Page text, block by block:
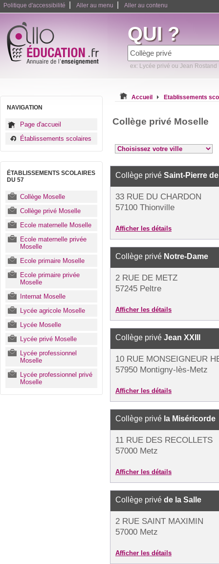
Politique d'accessibilité Aller au menu Aller au contenu
QUI ?
ex: Lycée privé ou Jean Rostand
NAVIGATION
Page d'accueil
Établissements scolaires
ÉTABLISSEMENTS SCOLAIRES
DU 57
Collège Moselle
Collège privé Moselle
Ecole maternelle Moselle
Ecole maternelle privée
Moselle
Ecole primaire Moselle
Ecole primaire privée
Moselle
Internat Moselle
Lycée agricole Moselle
Lycée Moselle
Lycée privé Moselle
Lycée professionnel
Moselle
Lycée professionnel privé
Moselle
Accueil Etablissements
Collège privé Moselle
Collège privé Saint-Pierre
33 RUE DU CHARDON
57100 Thionville
Afficher les détails
Collège privé Notre-Dame
2 RUE DE METZ
57245 Peltre
Afficher les détails
Collège privé Jean XXIII
10 RUE MONSEIGNEUR
57950 Montigny-lès-Metz
Afficher les détails
Collège privé la Miséricorde
11 RUE DES RECOLLETS
57000 Metz
Afficher les détails
Collège privé de la Salle
2 RUE SAINT MAXIMIN
57000 Metz
Afficher les détails